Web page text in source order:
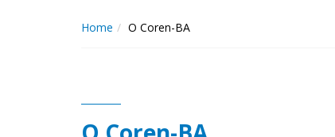
Home O Coren-BA